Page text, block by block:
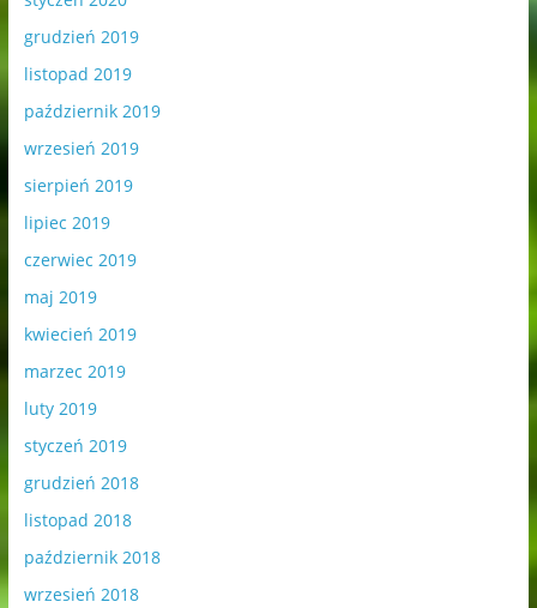
grudzień 2019
listopad 2019
październik 2019
wrzesień 2019
sierpień 2019
lipiec 2019
czerwiec 2019
maj 2019
kwiecień 2019
marzec 2019
luty 2019
styczeń 2019
grudzień 2018
listopad 2018
październik 2018
wrzesień 2018